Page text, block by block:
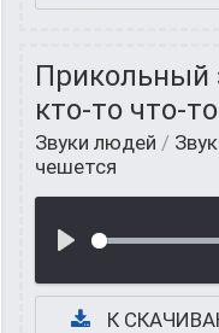
Прикольный
кто-то что-
Звуки людей /
чешется
К